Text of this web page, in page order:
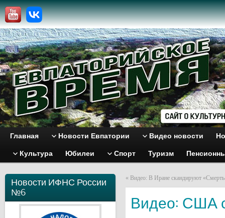
Главная Новости Евпатории Видео новости
Культура Юбилеи Спорт Туризм
Новости ИФНС России
№6
« Видео: В Иране скандируют
Видео: США